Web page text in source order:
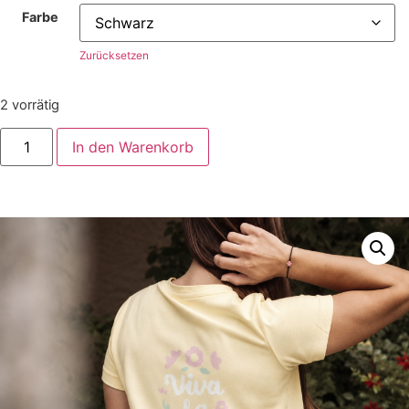
Farbe
Zurücksetzen
2 vorrätig
In den Warenkorb